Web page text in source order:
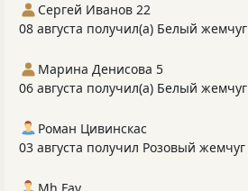
Сергей Иванов 22
08 августа получил(а) Белый жемчуг
Марина Денисова 5
06 августа получил(а) Белый жемчуг
Роман Цивинскас
03 августа получил Розовый жемчуг